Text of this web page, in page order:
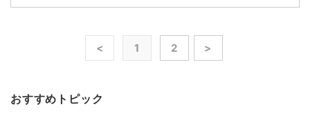
< 1 2 >
おすすめトピック